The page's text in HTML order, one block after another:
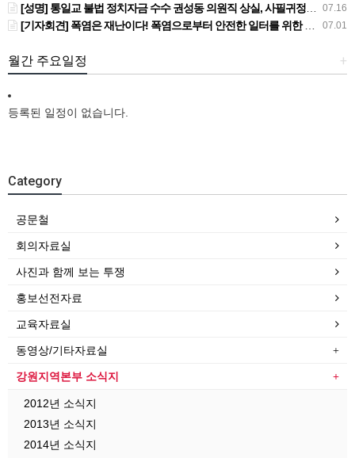
07.16
[성명] 통일교 불법 정치자금 수수 권성동 의원직 상실, 사필귀정이다
07.01
[기자회견] 폭염은 재난이다! 폭염으로부터 안전한 일터를 위한 민주노총 강원지역본부 폭염감시단 선포 기자회견
+
월간 주요일정
등록된 일정이 없습니다.
Category
공문철
회의자료실
사진과 함께 보는 투쟁
홍보선전자료
교육자료실
동영상/기타자료실
강원지역본부 소식지
2012년 소식지
2013년 소식지
2014년 소식지